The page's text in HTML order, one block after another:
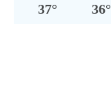
37° 36°